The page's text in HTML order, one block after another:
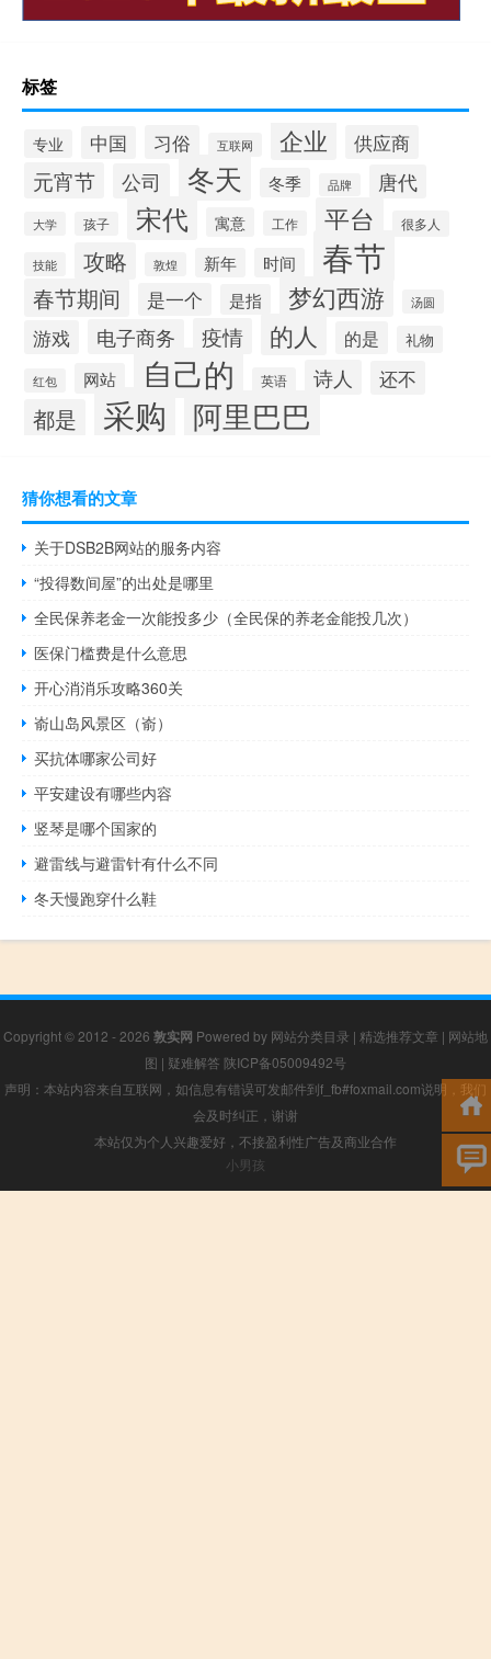
标签
专业 中国 习俗 互联网 企业 供应商
元宵节 公司 冬天 冬季 品牌 唐代
大学 孩子 宋代 寓意 工作 平台 很多人
技能 攻略 敦煌 新年 时间 春节
春节期间 是一个 是指 梦幻西游 汤圆
游戏 电子商务 疫情 的人 的是 礼物
红包 网站 自己的 英语 诗人 还不
都是 采购 阿里巴巴
猜你想看的文章
关于DSB2B网站的服务内容
“投得数间屋”的出处是哪里
全民保养老金一次能投多少（全民保的养老金能投几次）
医保门槛费是什么意思
开心消消乐攻略360关
嵛山岛风景区（嵛）
买抗体哪家公司好
平安建设有哪些内容
竖琴是哪个国家的
避雷线与避雷针有什么不同
冬天慢跑穿什么鞋
Copyright © 2012 - 2026 敦实网 Powered by 网站分类目录 | 精选推荐文章 | 网站地
图 | 疑难解答 陕ICP备05009492号
声明：本站内容来自互联网，如信息有错误可发邮件到f_fb#foxmail.com说明，我们
会及时纠正，谢谢
本站仅为个人兴趣爱好，不接盈利性广告及商业合作
小男孩